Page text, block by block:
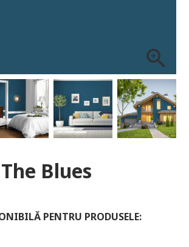
zoom_in
Blues
PENTRU PRODUSELE: